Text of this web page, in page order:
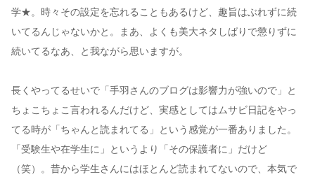
学★。時々その設定を忘れることもあるけど、趣旨はぶれずに続
いてるんじゃないかと。まあ、よくも美大ネタしばりで懲りずに
続いてるなあ、と我ながら思いますが。
長くやってるせいで「手羽さんのブログは影響力が強いので」と
ちょこちょこ言われるんだけど、実感としてはムサビ日記をやっ
てる時が「ちゃんと読まれてる」という感覚が一番ありました。
「受験生や在学生に」というより「その保護者に」だけど
（笑）。昔から学生さんにはほとんど読まれてないので、本気で